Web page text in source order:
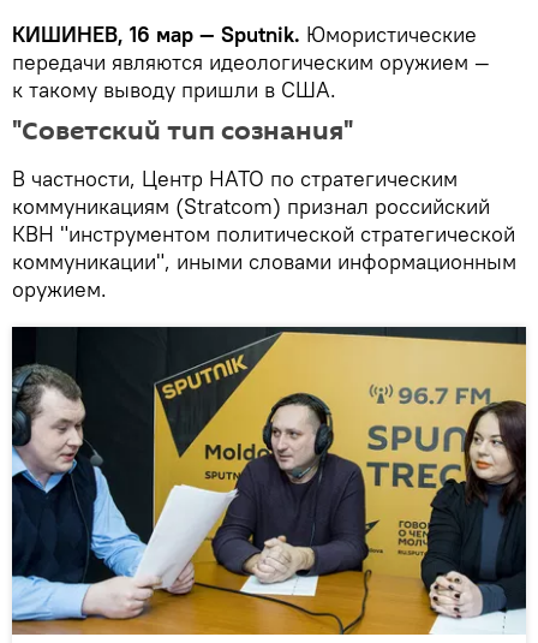
КИШИНЕВ, 16 мар — Sputnik. Юмористические
передачи являются идеологическим оружием —
к такому выводу пришли в США.
"Советский тип сознания"
В частности, Центр НАТО по стратегическим
коммуникациям (Stratcom) признал российский
КВН "инструментом политической стратегической
коммуникации", иными словами информационным
оружием.